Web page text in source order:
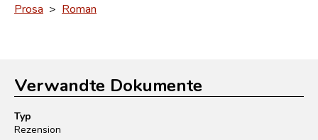
Prosa > Roman
Verwandte Dokumente
Typ
Rezension